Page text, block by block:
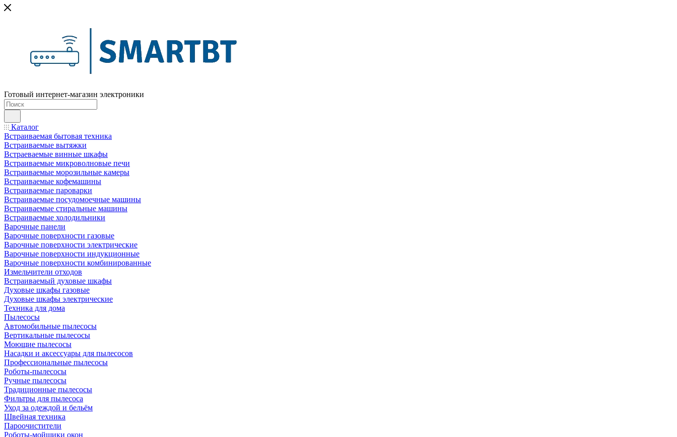
Готовый интернет-магазин электроники
Каталог
Встраиваемая бытовая техника
Встраиваемые вытяжки
Встраеваемые винные шкафы
Встраиваемые микроволновые печи
Встраиваемые морозильные камеры
Встраиваемые кофемашины
Встраиваемые пароварки
Встраиваемые посудомоечные машины
Встраиваемые стиральные машины
Встраиваемые холодильники
Варочные панели
Варочные поверхности газовые
Варочные поверхности электрические
Варочные поверхности индукционные
Варочные поверхности комбинированные
Измельчители отходов
Встраиваемый духовые шкафы
Духовые шкафы газовые
Духовые шкафы электрические
Техника для дома
Пылесосы
Автомобильные пылесосы
Вертикальные пылесосы
Моющие пылесосы
Насадки и аксессуары для пылесосов
Профессиональные пылесосы
Роботы-пылесосы
Ручные пылесосы
Традиционные пылесосы
Фильтры для пылесоса
Уход за одеждой и бельём
Швейная техника
Пароочистители
Роботы-мойщики окон